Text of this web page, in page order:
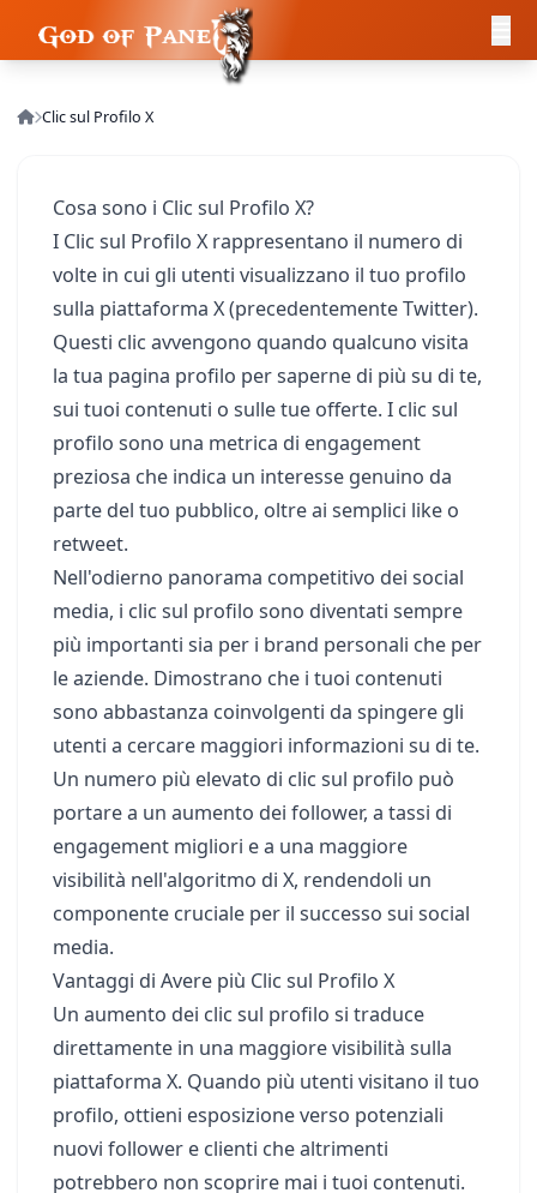
Clic sul Profilo X
Cosa sono i Clic sul Profilo X?
I Clic sul Profilo X rappresentano il numero di
volte in cui gli utenti visualizzano il tuo profilo
sulla piattaforma X (precedentemente Twitter).
Questi clic avvengono quando qualcuno visita
la tua pagina profilo per saperne di più su di te,
sui tuoi contenuti o sulle tue offerte. I clic sul
profilo sono una metrica di engagement
preziosa che indica un interesse genuino da
parte del tuo pubblico, oltre ai semplici like o
retweet.
Nell'odierno panorama competitivo dei social
media, i clic sul profilo sono diventati sempre
più importanti sia per i brand personali che per
le aziende. Dimostrano che i tuoi contenuti
sono abbastanza coinvolgenti da spingere gli
utenti a cercare maggiori informazioni su di te.
Un numero più elevato di clic sul profilo può
portare a un aumento dei follower, a tassi di
engagement migliori e a una maggiore
visibilità nell'algoritmo di X, rendendoli un
componente cruciale per il successo sui social
media.
Vantaggi di Avere più Clic sul Profilo X
Un aumento dei clic sul profilo si traduce
direttamente in una maggiore visibilità sulla
piattaforma X. Quando più utenti visitano il tuo
profilo, ottieni esposizione verso potenziali
nuovi follower e clienti che altrimenti
potrebbero non scoprire mai i tuoi contenuti.